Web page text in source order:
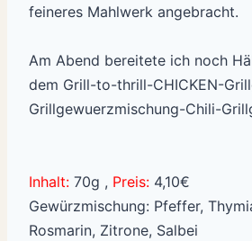
feineres Mahlwerk angebracht.
Am Abend bereitete ich noch
dem Grill-to-thrill-CHICKEN-
Grillgewuerzmischung-Chili-
Inhalt: 70g , Preis: 4,10€
Gewürzmischung: Pfeffer,
Rosmarin, Zitrone, Salbei